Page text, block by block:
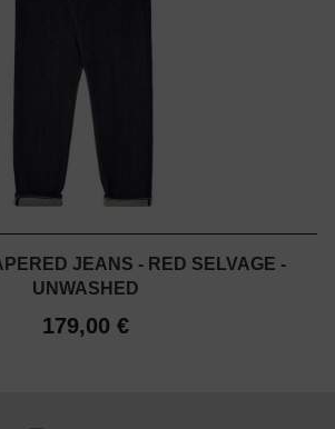
JEANS - RED SELVAGE -
UNWASHED
179,00 €